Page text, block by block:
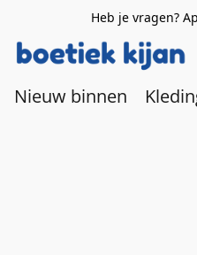
Heb je vragen?
Nieuw binnen